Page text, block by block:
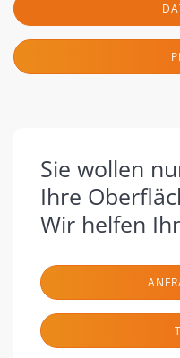
Sie wollen
Ihre
Wir helfen